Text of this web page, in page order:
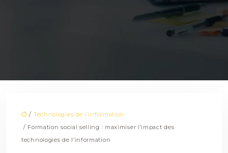
/ Technologies de l'information
/ Formation social selling : maximiser l’impact des
technologies de l’information